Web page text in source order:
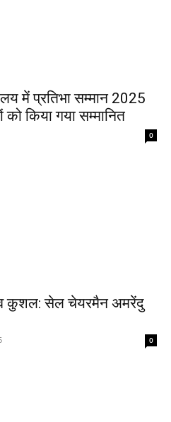
में प्रतिभा सम्मान 2025
किया गया सम्मानित
0
व कुशल: सेल चेयरमैन अमरेंदु
0